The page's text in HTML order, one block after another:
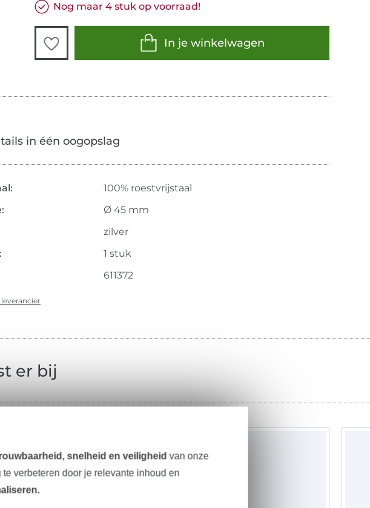
Nog maar 4 stuk op voorraad!
In je winkelwagen
in één oogopslag
100% roestvrijstaal
Ø 45 mm
zilver
1 stuk
611372
er bij
snelheid en veiligheid van onze
verbeteren door je relevante inhoud en